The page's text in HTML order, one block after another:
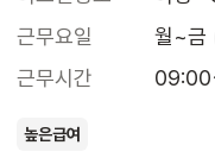
근무요일
월~금
근무시간
높은급여